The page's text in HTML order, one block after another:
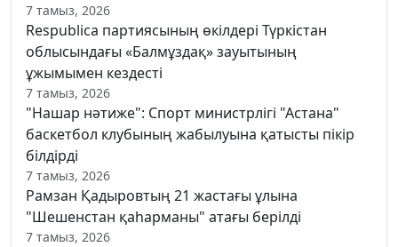
7 тамыз, 2026
Respublica партиясының өкілдері Түркістан
облысындағы «Балмұздақ» зауытының
ұжымымен кездесті
7 тамыз, 2026
"Нашар нәтиже": Спорт министрлігі "Астана"
баскетбол клубының жабылуына қатысты пікір
білдірді
7 тамыз, 2026
Рамзан Қадыровтың 21 жастағы ұлына
"Шешенстан қаһарманы" атағы берілді
7 тамыз, 2026